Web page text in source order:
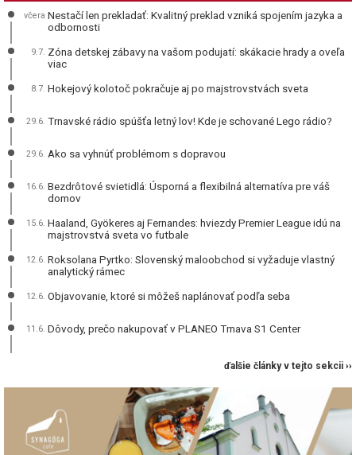
včera Nestačí len prekladať: Kvalitný preklad vzniká spojením jazyka a
odbornosti
9.7. Zóna detskej zábavy na vašom podujatí: skákacie hrady a oveľa
viac
8.7. Hokejový kolotoč pokračuje aj po majstrovstvách sveta
29.6. Trnavské rádio spúšťa letný lov! Kde je schované Lego rádio?
29.6. Ako sa vyhnúť problémom s dopravou
16.6. Bezdrôtové svietidlá: Úsporná a flexibilná alternatíva pre váš
domov
15.6. Haaland, Gyökeres aj Fernandes: hviezdy Premier League idú na
majstrovstvá sveta vo futbale
12.6. Roksolana Pyrtko: Slovenský maloobchod si vyžaduje vlastný
analytický rámec
12.6. Objavovanie, ktoré si môžeš naplánovať podľa seba
11.6. Dôvody, prečo nakupovať v PLANEO Trnava S1 Center
ďalšie články v tejto sekcii ››